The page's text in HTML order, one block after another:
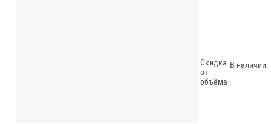
Скидка
от
объёма
В наличии